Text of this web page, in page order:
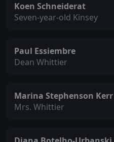
Koen Schneiderat
Seven-year-old Kinsey
Paul Essiembre
Dean Whittier
Marina Stephenson Kerr
Mrs. Whittier